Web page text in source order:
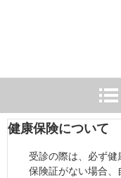
健康保険について
受診の際は、必ず健
保険証がない場合、